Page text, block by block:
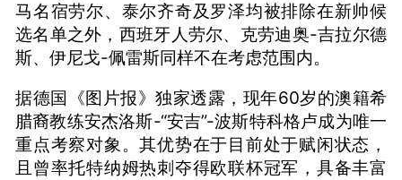
马名宿劳尔、泰尔齐奇及罗泽均被排除在新帅候
选名单之外，西班牙人劳尔、克劳迪奥-吉拉尔德
斯、伊尼戈-佩雷斯同样不在考虑范围内。
据德国《图片报》独家透露，现年60岁的澳籍希
腊裔教练安杰洛斯-“安吉”-波斯特科格卢成为唯一
重点考察对象。其优势在于目前处于赋闲状态，
且曾率托特纳姆热刺夺得欧联杯冠军，具备丰富